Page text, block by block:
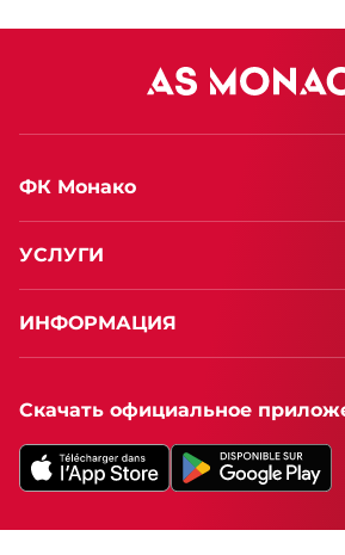
ФК Монако
УСЛУГИ
ИНФОРМАЦИЯ
Скачать официальное